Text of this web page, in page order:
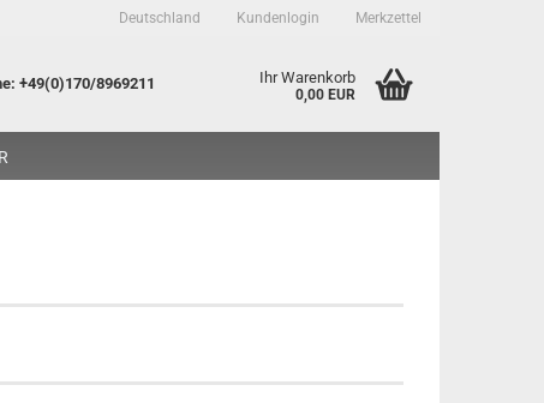
Deutschland Kundenlogin
vergessen?
Merkzettel
: +49(0)170/8969211 Ihr Warenkorb
0,00 EUR